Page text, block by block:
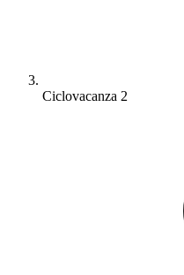
Ciclovacanza 2